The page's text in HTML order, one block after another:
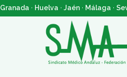
Granada · Huelva · Jaén · Málaga ·